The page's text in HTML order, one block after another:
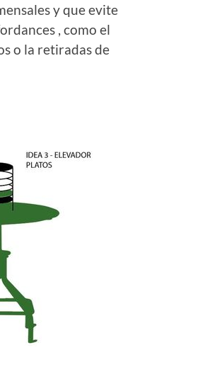
y que evite
, como el
o la retiradas de